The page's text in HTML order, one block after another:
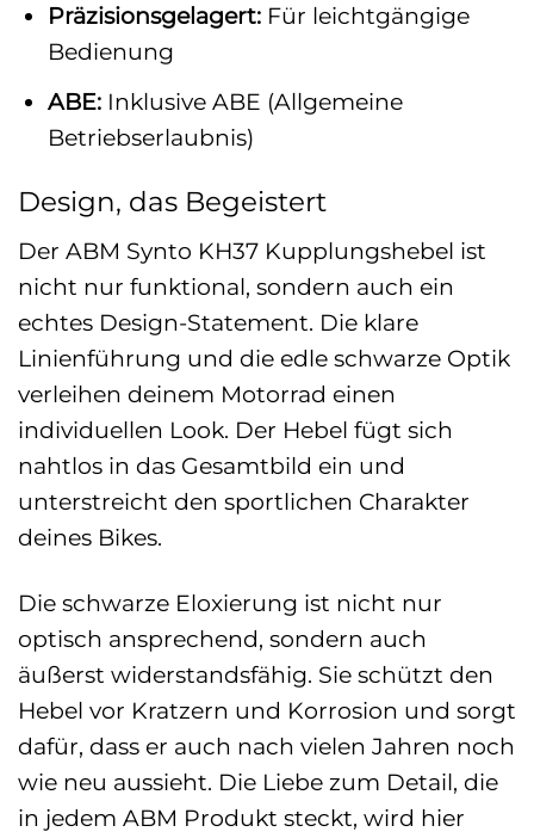
Präzisionsgelagert:Für leichtgängige
Bedienung
ABE:Inklusive ABE (Allgemeine
Betriebserlaubnis)
Design, das Begeistert
Der ABM Synto KH37 Kupplungshebel ist
nicht nur funktional, sondern auch ein
echtes Design-Statement. Die klare
Linienführung und die edle schwarze Optik
verleihen deinem Motorrad einen
individuellen Look. Der Hebel fügt sich
nahtlos in das Gesamtbild ein und
unterstreicht den sportlichen Charakter
deines Bikes.
Die schwarze Eloxierung ist nicht nur
optisch ansprechend, sondern auch
äußerst widerstandsfähig. Sie schützt den
Hebel vor Kratzern und Korrosion und sorgt
dafür, dass er auch nach vielen Jahren noch
wie neu aussieht. Die Liebe zum Detail, die
in jedem ABM Produkt steckt, wird hier